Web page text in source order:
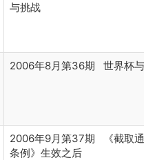
与挑战
2006年8月第36期 世界杯
2006年9月第37期 《截取
条例》生效之后